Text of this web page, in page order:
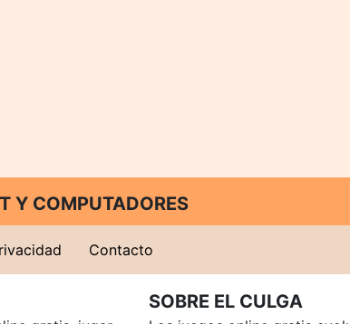
Y COMPUTADORES
Contacto
SOBRE EL CULGA